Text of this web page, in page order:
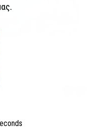
Μαγιό Boxer Avengers